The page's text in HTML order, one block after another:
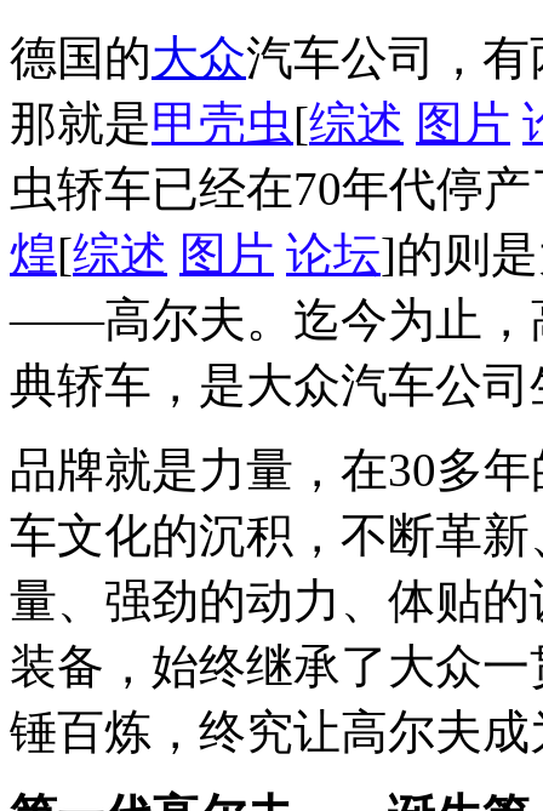
德国的大众汽车公司，
那就是甲壳虫[综述 图片
虫轿车已经在70年代停
煌[综述 图片 论坛]的则
——高尔夫。迄今为止，
典轿车，是大众汽车公
品牌就是力量，在30多
车文化的沉积，不断革
量、强劲的动力、体贴
装备，始终继承了大众
锤百炼，终究让高尔夫